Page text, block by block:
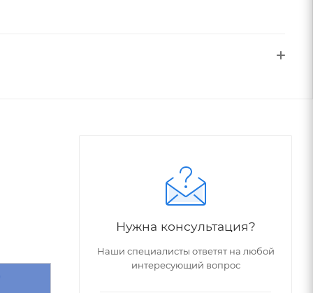
Нужна консультация?
Наши специалисты ответят на любой
интересующий вопрос